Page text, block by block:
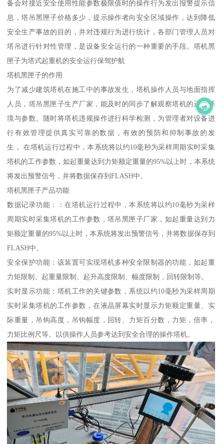
备会对接近安全使用性能参数极限值时的操作行为发出报警提示信
息，塔吊黑匣子价格多少，提示操作者向安全区域操作，达到降低
安全生产事故的目的，并对违规行为进行统计，各部门管理人员对
塔吊进行针对性管理，是设备安全运行的一种重要的手段。塔机黑
匣子为塔式起重机的安全运行保驾护航
塔机黑匣子的作用
为了减少建筑塔机在施工中的事故发生，塔机操作人员与地面指挥
人员，塔吊黑匣子生产厂家，能及时的同步了解观察塔机的运转环
境与参数。随时将塔机违规操作进行科学检测，为管理者对设备进
行有效管理提供真实可靠的数据，有效的预防和抑制事故的发
生， 在塔机运行过程中，本系统将以约10毫秒为采样周期实时采集
塔机的工作参数，如起重量达到力矩额定重量的95%以上时，本系统
将发出预警信号，并将数据保存到FLASH中。
塔机黑匣子产品功能
数据记录功能：：在塔机运行过程中，本系统将以约10毫秒为采样
周期实时采集塔机的工作参数，塔吊黑匣子厂家，如起重量达到力
矩额定重量的95%以上时，本系统将发出预警信号，并将数据保存到
FLASH中。
安全保护功能：该装置可实现塔机多种安全限制器的功能，如起重
力矩限制、起重量限制、起升高度限制、幅度限制，回转限制等。
实时显示功能：塔机工作的关键参数，系统以约10毫秒为采样周期
实时采集塔机的工作参数，在液晶屏幕实时显示力矩额定重量、实
际重量，吊钩高度，吊钩幅度，回转、力矩百分数，力矩，倍率，
力矩比例尺等。以供操作人员参考达到安全合理的操作塔机。